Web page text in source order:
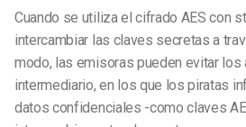
Cuando se utiliza el cifrado AES con
intercambiar las claves secretas a
modo, las emisoras pueden evitar los
intermediario, en los que los piratas
datos confidenciales -como claves